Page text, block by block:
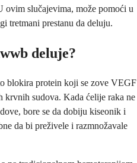
ovim slučajevima, može pomoći u
tretmani prestanu da deluju.
deluje?
blokira protein koji se zove VEGF
krvnih sudova. Kada ćelije raka ne
bore se da dobiju kiseonik i
da bi preživele i razmnožavale